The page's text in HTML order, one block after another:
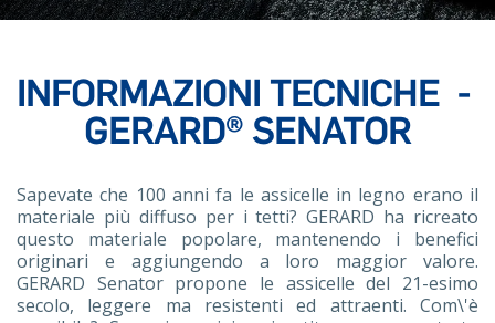
INFORMAZIONI TECNICHE -
GERARD® SENATOR
Sapevate che 100 anni fa le assicelle in legno erano il
materiale più diffuso per i tetti? GERARD ha ricreato
questo materiale popolare, mantenendo i benefici
originari e aggiungendo a loro maggior valore.
GERARD Senator propone le assicelle del 21-esimo
secolo, leggere ma resistenti ed attraenti. Com\'è